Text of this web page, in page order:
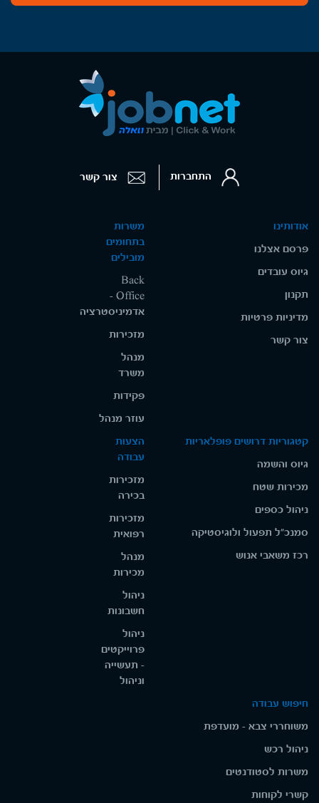
אודותינו
פרסם אצלנו
גיוס עובדים
תקנון
מדיניות פרטיות
צור קשר
משרות
בתחומים
מובילים
Back
Office -
אדמיניסטרציה
מזכירות
מנהל
משרד
פקידות
עוזר מנהל
קטגוריות דרושים פופלאריות
גיוס והשמה
מכירות שטח
ניהול כספים
סמנכ"ל תפעול ולוגיסטיקה
רכז משאבי אנוש
הצעות
עבודה
מזכירות
בכירה
מזכירות
רפואית
מנהל
מכירות
ניהול
חשבונות
ניהול
פרוייקטים
- תעשייה
וניהול
חיפוש עבודה
משוחררי צבא - מועדפת
ניהול רכש
משרות לסטודנטים
קשרי לקוחות